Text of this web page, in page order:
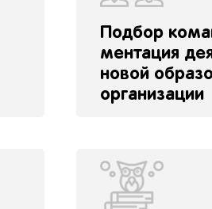
Подбор
ментация
новой
организации